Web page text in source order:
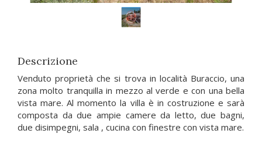
Descrizione
Venduto proprietà che si trova in località Buraccio, una
zona molto tranquilla in mezzo al verde e con una bella
vista mare. Al momento la villa è in costruzione e sarà
composta da due ampie camere da letto, due bagni,
due disimpegni, sala , cucina con finestre con vista mare.